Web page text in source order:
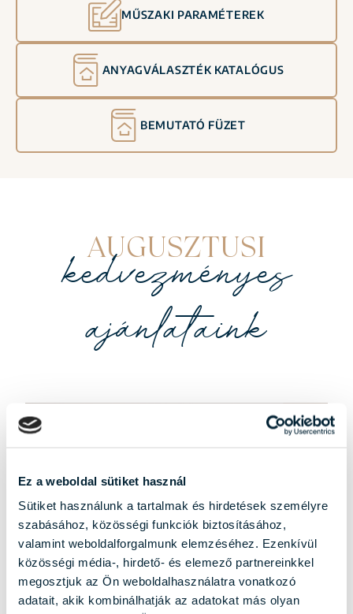
Ez a weboldal sütiket használ
Sütiket használunk a tartalmak és hirdetések személyre
szabásához, közösségi funkciók biztosításához,
valamint weboldalforgalmunk elemzéséhez. Ezenkívül
közösségi média-, hirdető- és elemező partnereinkkel
megosztjuk az Ön weboldalhasználatra vonatkozó
adatait, akik kombinálhatják az adatokat más olyan
MŰSZAKI PARAMÉTEREK
ANYAGVÁLASZTÉK KATALÓGUS
BEMUTATÓ FÜZET
AUGUSZTUSI
kedvezményes
ajánlataink